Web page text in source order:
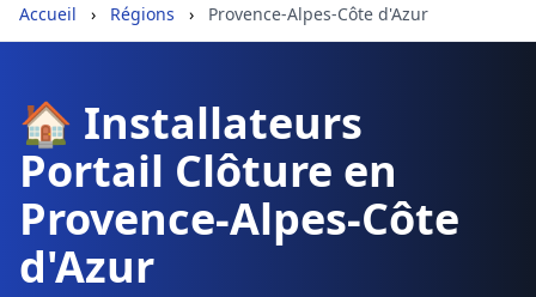
CGU-Confidentialité
Accueil › Régions › Provence-Alpes-Côte d'Azur
🏠 Installateurs
Portail Clôture en
Provence-Alpes-Côte
d'Azur